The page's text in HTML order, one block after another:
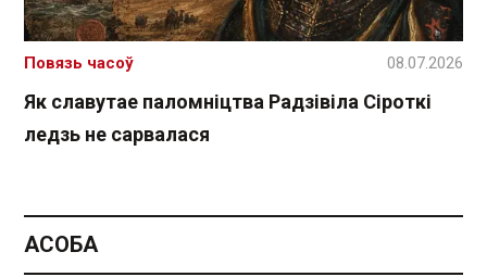
Як славутае паломніцтва Радзівіла Сіроткі
ледзь не сарвалася
Повязь часоў 08.07.2026
АСОБА